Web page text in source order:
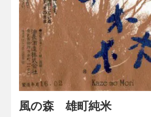
風の森 雄町純米